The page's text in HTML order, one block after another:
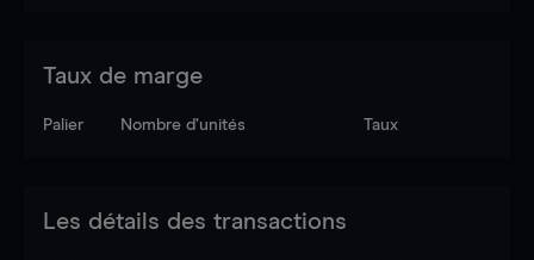
Taux de marge
Palier Nombre d’unités Taux
Les détails des transactions